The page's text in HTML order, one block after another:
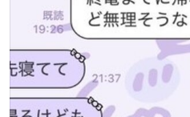
数
数